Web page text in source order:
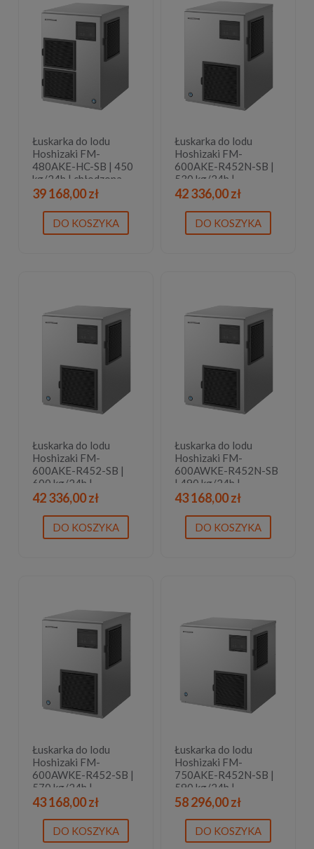
Łuskarka do lodu
Hoshizaki FM-
480AKE-HC-SB | 450
kg/24h | chłodzona
powietrzem | płatki
39 168,00 zł
DO KOSZYKA
Łuskarka do lodu
Hoshizaki FM-
600AKE-R452N-SB |
530 kg/24h |
chłodzona wodą |
bryłki lodu
42 336,00 zł
DO KOSZYKA
Łuskarka do lodu
Hoshizaki FM-
600AKE-R452-SB |
600 kg/24h |
chłodzona powietrzem
| płatki lodu
42 336,00 zł
DO KOSZYKA
Łuskarka do lodu
Hoshizaki FM-
600AWKE-R452N-SB
| 490 kg/24h |
chłodzona wodą |
bryłki lodu
43 168,00 zł
DO KOSZYKA
Łuskarka do lodu
Hoshizaki FM-
600AWKE-R452-SB |
570 kg/24h |
chłodzona powietrzem
| płatki lodu
43 168,00 zł
DO KOSZYKA
Łuskarka do lodu
Hoshizaki FM-
750AKE-R452N-SB |
590 kg/24h |
chłodzona powietrzem
| bryłki lodu
58 296,00 zł
DO KOSZYKA